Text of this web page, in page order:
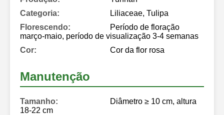
Categoria:
Liliaceae, Tulipa
Florescendo:
Período de floração
março-maio, período de visualização 3-4 semanas
Cor:
Cor da flor rosa
Manutenção
Tamanho:
Diâmetro ≥ 10 cm, altura
18-22 cm